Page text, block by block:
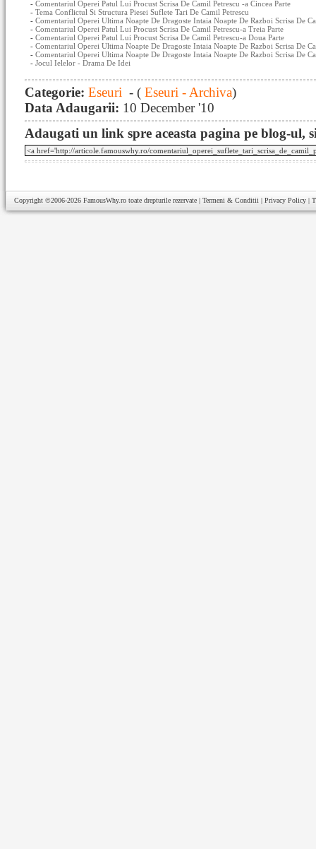
- Comentariul Operei Patul Lui Procust Scrisa De Camil Petrescu -a Cincea Parte
- Tema Conflictul Si Structura Piesei Suflete Tari De Camil Petrescu
- Comentariul Operei Ultima Noapte De Dragoste Intaia Noapte De Razboi Scrisa De
- Comentariul Operei Patul Lui Procust Scrisa De Camil Petrescu-a Treia Parte
- Comentariul Operei Patul Lui Procust Scrisa De Camil Petrescu-a Doua Parte
- Comentariul Operei Ultima Noapte De Dragoste Intaia Noapte De Razboi Scrisa De
- Comentariul Operei Ultima Noapte De Dragoste Intaia Noapte De Razboi Scrisa De
- Jocul Ielelor - Drama De Idei
Categorie: Eseuri - ( Eseuri - Archiva)
Data Adaugarii: 10 December '10
Adaugati un link spre aceasta pagina pe blog-ul,
Copyright ©2006-2026 FamousWhy.ro toate drepturile rezervate | Termeni & Conditii | Privacy Policy |